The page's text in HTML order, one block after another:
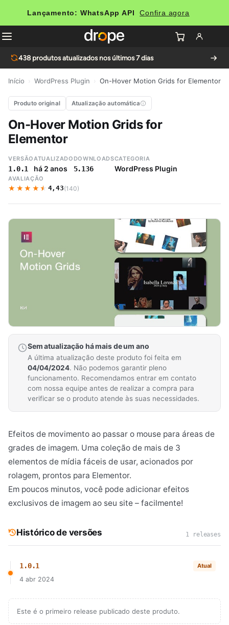
Lançamento: WhatsApp API Confira agora
438 produtos atualizados nos últimos 7 dias
Início WordPress Plugin On-Hover Motion Grids for Elementor
Produto original Atualização automática
On-Hover Motion Grids for
Elementor
VERSÃO
1.0.1
ATUALIZADO
há 2 anos
DOWNLOADS
5.136
CATEGORIA
WordPress Plugin
AVALIAÇÃO
★★★★★
★★★★★ 4,43(140)
Sem atualização há mais de um ano
A última atualização deste produto foi feita em
04/04/2024. Não podemos garantir pleno
funcionamento. Recomendamos entrar em contato
com nossa equipe antes de realizar a compra para
verificar se o produto atende às suas necessidades.
Efeitos de movimento ao passar o mouse para áreas de
grades de imagem. Uma coleção de mais de 3
elementos de mídia fáceis de usar, acionados por
rolagem, prontos para Elementor.
Em poucos minutos, você pode adicionar efeitos
exclusivos de imagem ao seu site – facilmente!
Histórico de versões 1 releases
1.0.1 Atual
4 abr 2024
Este é o primeiro release publicado deste produto.